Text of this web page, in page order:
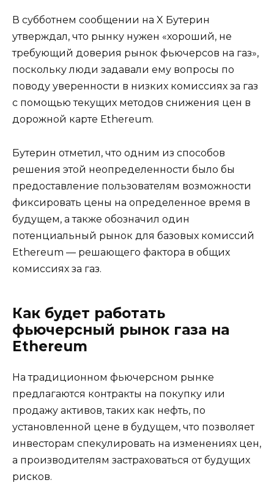
В субботнем сообщении на X Бутерин
утверждал, что рынку нужен «хороший, не
требующий доверия рынок фьючерсов на газ»,
поскольку люди задавали ему вопросы по
поводу уверенности в низких комиссиях за газ
с помощью текущих методов снижения цен в
дорожной карте Ethereum.
Бутерин отметил, что одним из способов
решения этой неопределенности было бы
предоставление пользователям возможности
фиксировать цены на определенное время в
будущем, а также обозначил один
потенциальный рынок для базовых комиссий
Ethereum — решающего фактора в общих
комиссиях за газ.
Как будет работать
фьючерсный рынок газа на
Ethereum
На традиционном фьючерсном рынке
предлагаются контракты на покупку или
продажу активов, таких как нефть, по
установленной цене в будущем, что позволяет
инвесторам спекулировать на изменениях цен,
а производителям застраховаться от будущих
рисков.